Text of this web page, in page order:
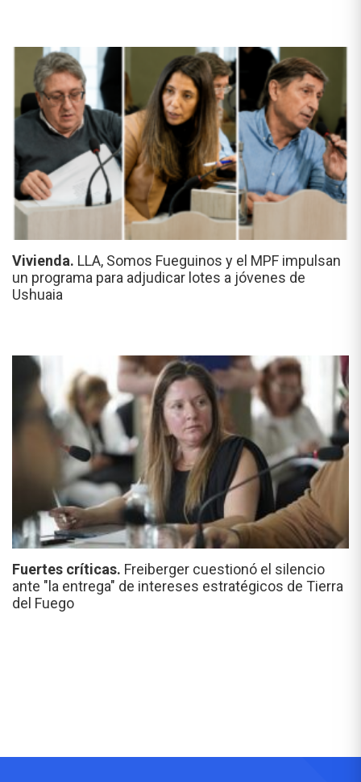
Vivienda. LLA, Somos Fueguinos y el MPF impulsan
un programa para adjudicar lotes a jóvenes de
Ushuaia
Fuertes críticas. Freiberger cuestionó el silencio
ante "la entrega" de intereses estratégicos de Tierra
del Fuego